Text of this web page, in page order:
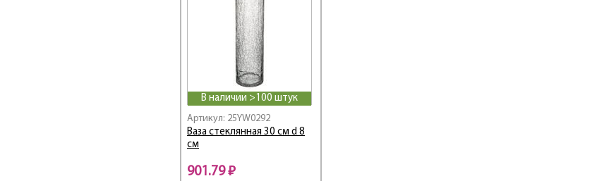
В наличии >100 штук
Артикул: 25YW0292
Ваза стеклянная 30 см d 8
см
901.79 ₽